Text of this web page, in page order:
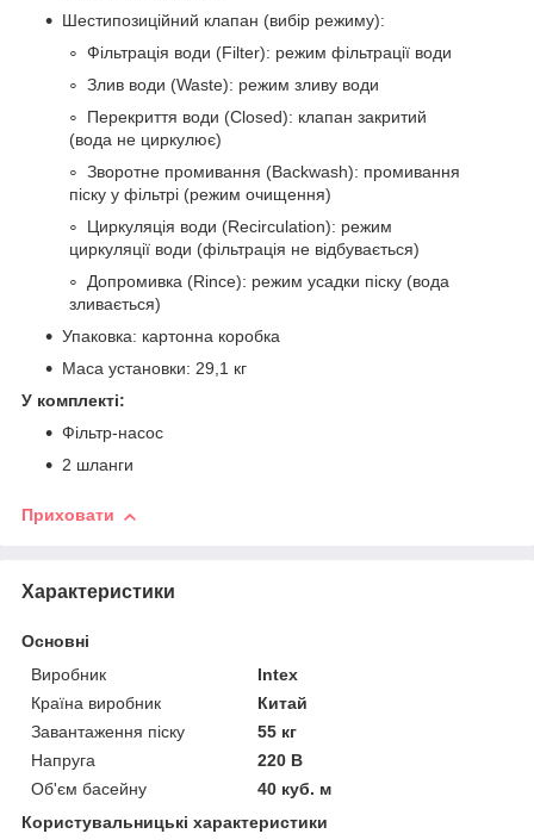
Шестипозиційний клапан (вибір режиму):
Фільтрація води (Filter): режим фільтрації води
Злив води (Waste): режим зливу води
Перекриття води (Сlosed): клапан закритий
(вода не циркулює)
Зворотне промивання (Backwash): промивання
піску у фільтрі (режим очищення)
Циркуляція води (Recirculation): режим
циркуляції води (фільтрація не відбувається)
Допромивка (Rince): режим усадки піску (вода
зливається)
Упаковка: картонна коробка
Маса установки: 29,1 кг
У комплекті:
Фільтр-насос
2 шланги
Приховати
Характеристики
Основні
Виробник
Intex
Країна виробник
Китай
Завантаження піску
55 кг
Напруга
220 В
Об'єм басейну
40 куб. м
Користувальницькі характеристики